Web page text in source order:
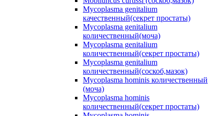
Mycoplasma genitalium
качественный(секрет простаты)
Mycoplasma genitalium
количественный(моча)
Mycoplasma genitalium
количественный(секрет простаты)
Mycoplasma genitalium
количественный(соскоб,мазок)
Mycoplasma hominis количественный
(моча)
Mycoplasma hominis
количественный(секрет простаты)